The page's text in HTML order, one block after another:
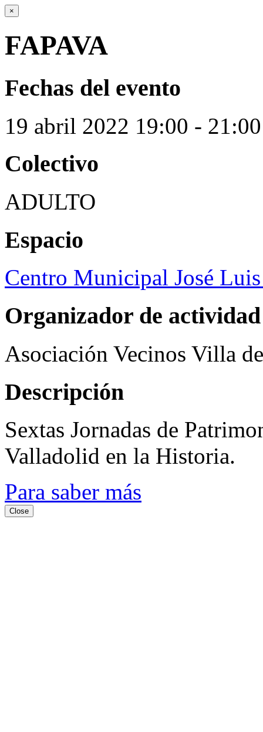
×
FAPAVA
Fechas del evento
19 abril 2022 19:00 - 21:00
Colectivo
ADULTO
Espacio
Centro Municipal José
Organizador de actividad
Asociación Vecinos Villa
Descripción
Sextas Jornadas de
Valladolid en la Historia.
Para saber más
Close